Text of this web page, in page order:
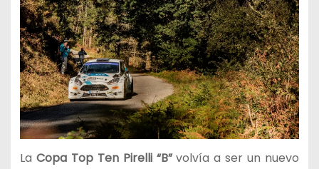
La Copa Top Ten Pirelli “B”volvía a ser un nuevo